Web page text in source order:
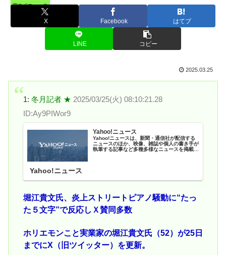
芸スポニュース
X Facebook はてブ
LINE コピー
2025.03.25
1: 冬月記者 ★ 2025/03/25(火) 08:10:21.28
ID:Ay9PIWor9
Yahoo!ニュース
Yahoo!ニュースは、新聞・通信社が配信する
ニュースのほか、映像、雑誌や個人の書き手が
執筆する記事など多種多様なニュースを掲載し
Yahoo!ニュース
堀江貴文氏、炎上ストリートピアノ騒動に“たっ
た５文字”で反応しＸ賛同多数
ホリエモンこと実業家の堀江貴文氏（52）が25日
までにX（旧ツイッター）を更新。